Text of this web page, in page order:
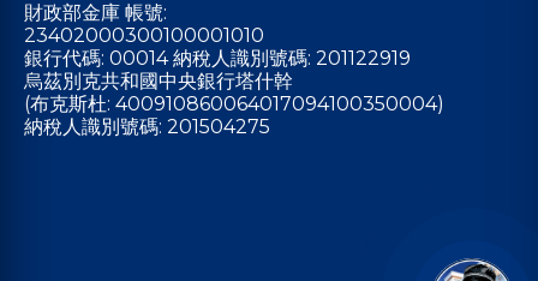
財政部金庫 帳號:
23402000300100001010
銀行代碼: 00014 納稅人識別號碼: 201122919
烏茲別克共和國中央銀行塔什幹
(布克斯杜: 400910860064017094100350004)
納稅人識別號碼: 201504275